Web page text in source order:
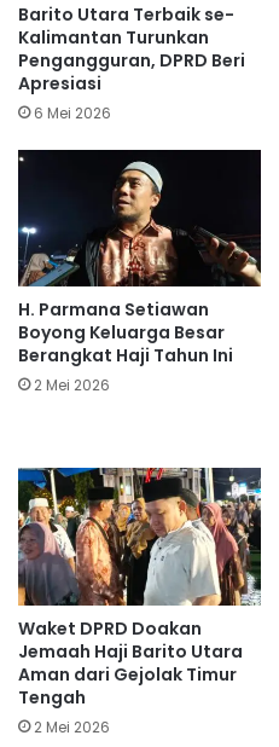
Barito Utara Terbaik se-
Kalimantan Turunkan
Pengangguran, DPRD Beri
Apresiasi
6 Mei 2026
H. Parmana Setiawan
Boyong Keluarga Besar
Berangkat Haji Tahun Ini
2 Mei 2026
Waket DPRD Doakan
Jemaah Haji Barito Utara
Aman dari Gejolak Timur
Tengah
2 Mei 2026